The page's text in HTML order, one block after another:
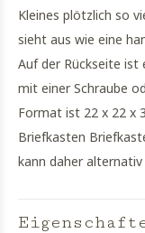
Kleines plötzlich so
sieht aus wie eine
Auf der Rückseite ist
mit einer Schraube
Format ist 22 x 22 x
Briefkasten
kann daher